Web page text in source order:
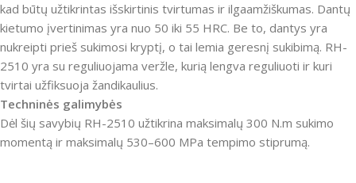
kad būtų užtikrintas išskirtinis tvirtumas ir ilgaamžiškumas. Dantų
kietumo įvertinimas yra nuo 50 iki 55 HRC. Be to, dantys yra
nukreipti prieš sukimosi kryptį, o tai lemia geresnį sukibimą. RH-
2510 yra su reguliuojama veržle, kurią lengva reguliuoti ir kuri
tvirtai užfiksuoja žandikaulius.
Techninės galimybės
Dėl šių savybių RH-2510 užtikrina maksimalų 300 N.m sukimo
momentą ir maksimalų 530–600 MPa tempimo stiprumą.